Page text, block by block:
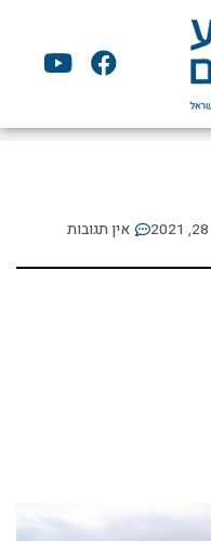
F
a
e
k
Y
o
t
אין תגובות